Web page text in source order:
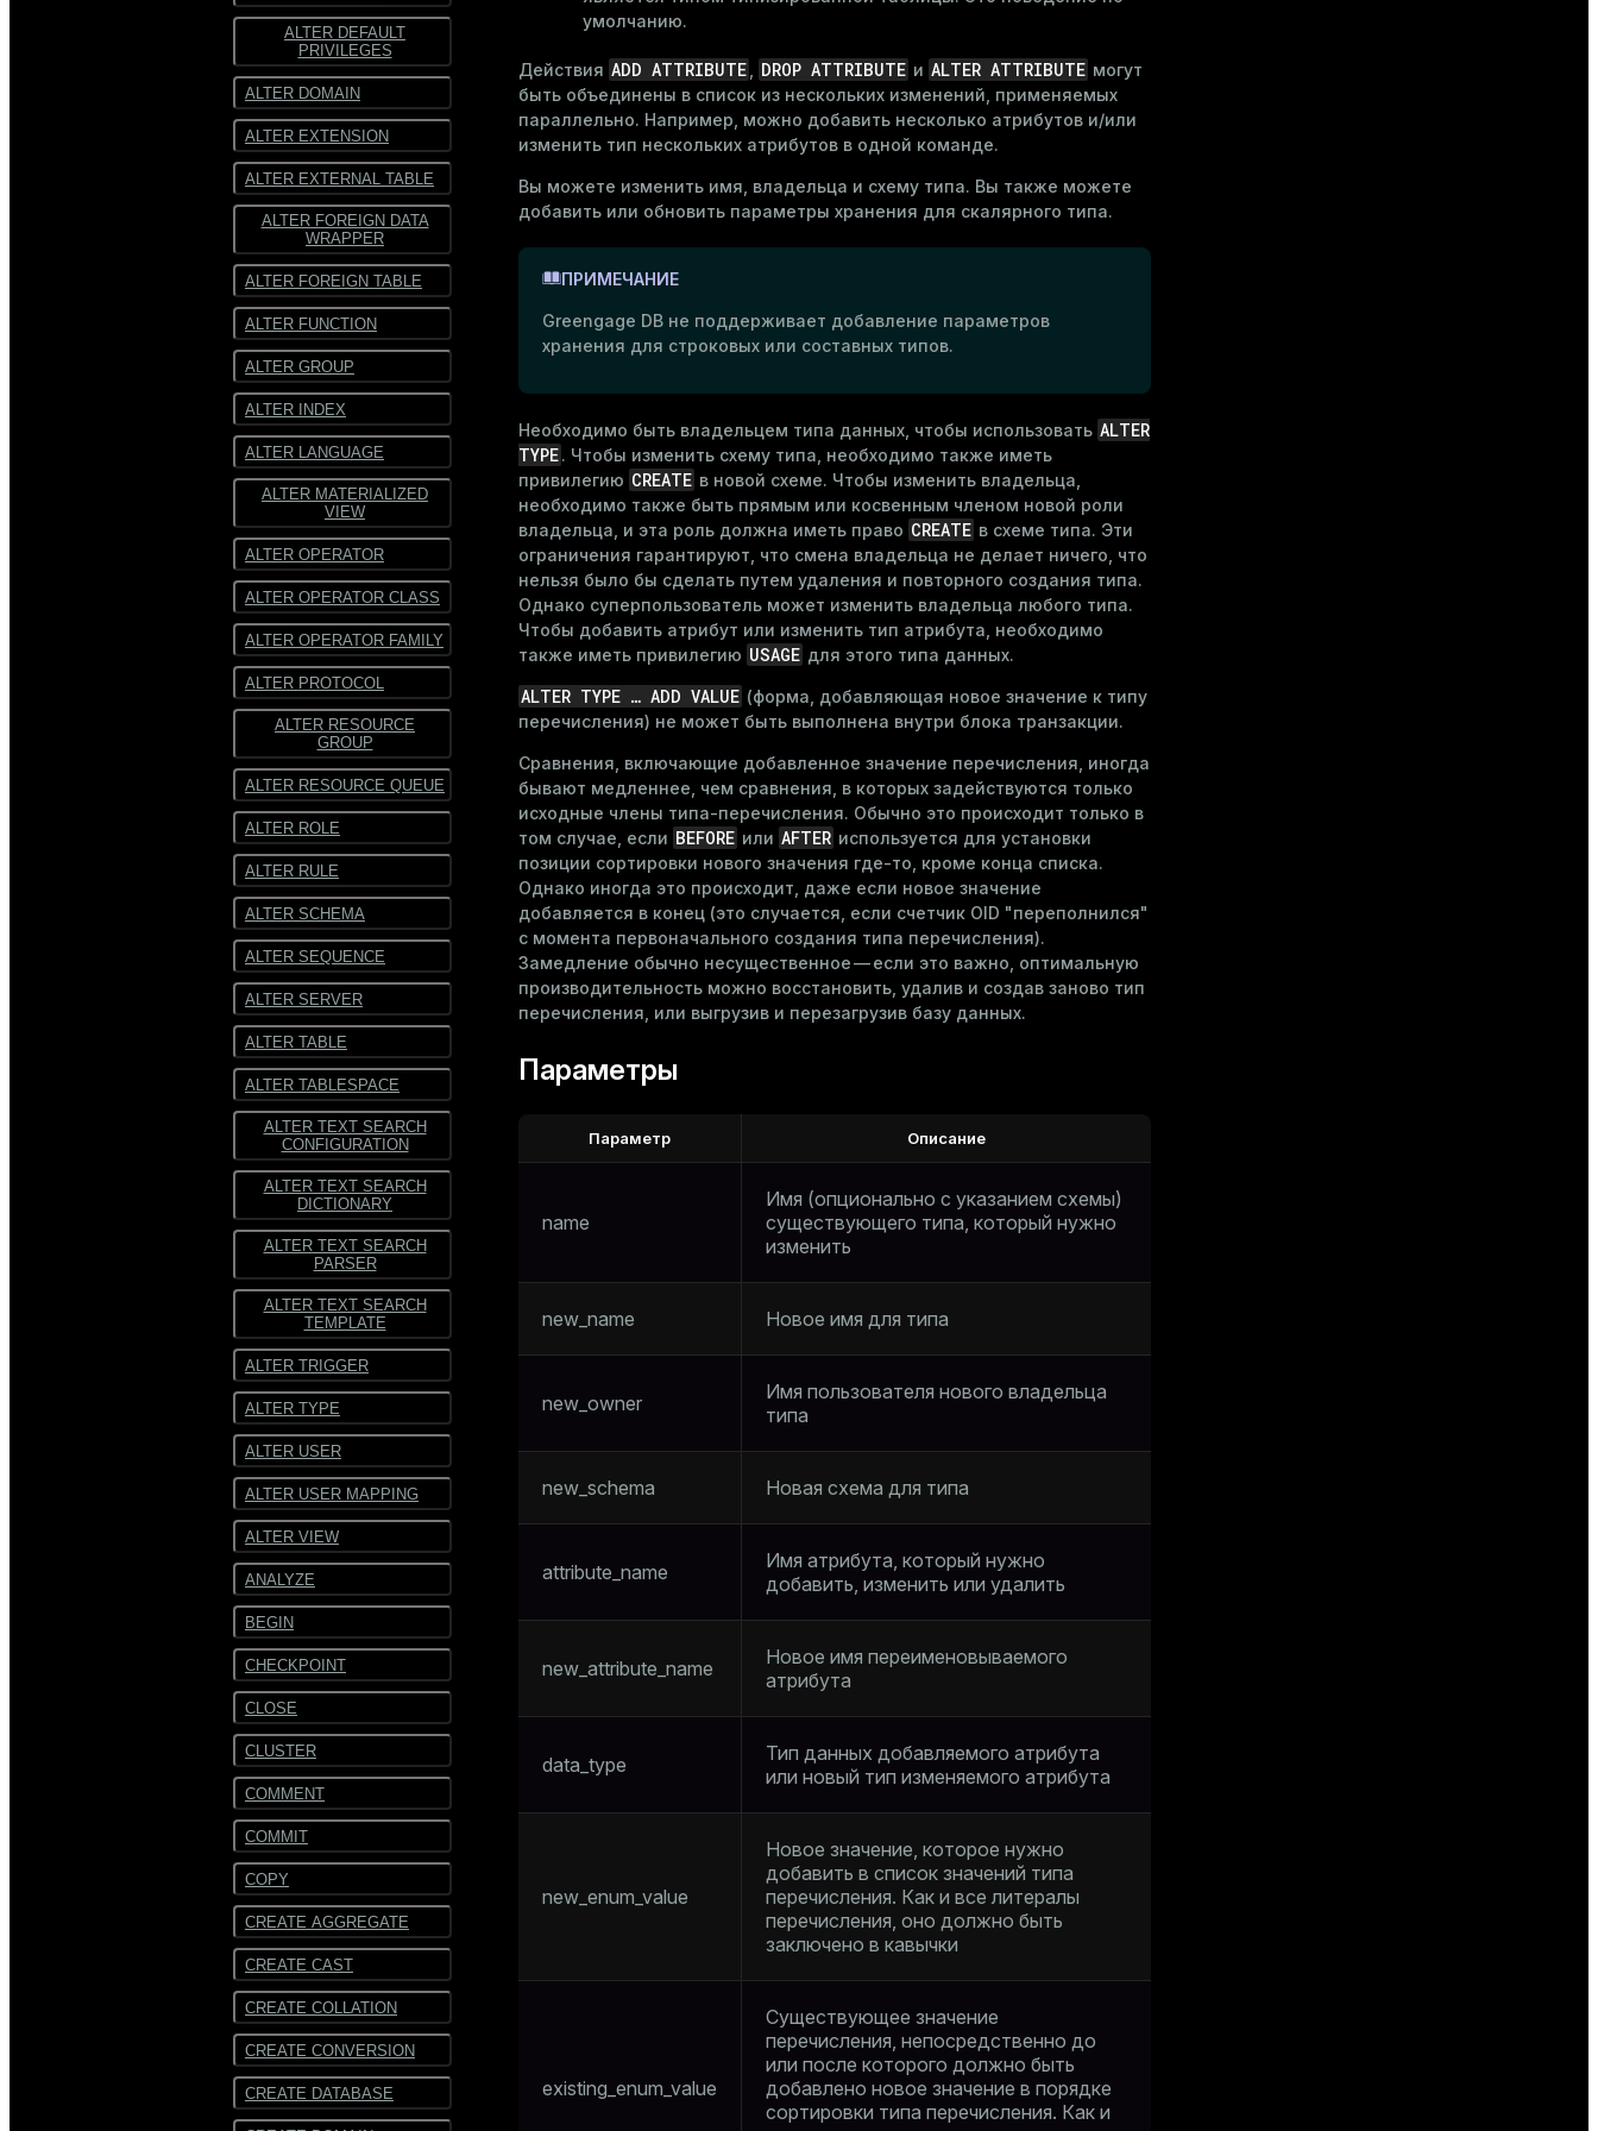
ORC
SequenceFile
Многострочный
Текст
фиксированной
ширины
ORC
SequenceFile
Многострочный
текст
Текст
фиксированной
ширины
ALTER DEFAULT
PRIVILEGES
ALTER DOMAIN
ALTER EXTENSION
ALTER EXTERNAL TABLE
ALTER FOREIGN DATA
WRAPPER
ALTER FOREIGN TABLE
ALTER FUNCTION
ALTER GROUP
ALTER INDEX
ALTER LANGUAGE
ALTER MATERIALIZED
VIEW
ALTER OPERATOR
ALTER OPERATOR CLASS
ALTER OPERATOR FAMILY
ALTER PROTOCOL
ALTER RESOURCE
GROUP
ALTER RESOURCE QUEUE
ALTER ROLE
ALTER RULE
ALTER SCHEMA
ALTER SEQUENCE
ALTER SERVER
ALTER TABLE
ALTER TABLESPACE
ALTER TEXT SEARCH
CONFIGURATION
ALTER TEXT SEARCH
DICTIONARY
ALTER TEXT SEARCH
PARSER
ALTER TEXT SEARCH
TEMPLATE
ALTER TRIGGER
ALTER TYPE
ALTER USER
ALTER USER MAPPING
ALTER VIEW
ANALYZE
BEGIN
CHECKPOINT
CLOSE
CLUSTER
COMMENT
COMMIT
COPY
CREATE AGGREGATE
CREATE CAST
CREATE COLLATION
CREATE CONVERSION
CREATE DATABASE
умолчанию.
Действия ADD ATTRIBUTE DROP ATTRIBUTE и ALTER ATTRIBUTE могут
быть объединены в список из нескольких изменений, применяемых
параллельно. Например, можно добавить несколько атрибутов и/или
изменить тип нескольких атрибутов в одной команде.
Вы можете изменить имя, владельца и схему типа. Вы также можете
добавить или обновить параметры хранения для скалярного типа.
ПРИМЕЧАНИЕ
Greengage DB не поддерживает добавление параметров
хранения для строковых или составных типов.
Необходимо быть владельцем типа данных, чтобы использовать ALTER
TYPE. Чтобы изменить схему типа, необходимо также иметь
привилегию CREATE в новой схеме. Чтобы изменить владельца,
необходимо также быть прямым или косвенным членом новой роли
владельца, и эта роль должна иметь право CREATE в схеме типа. Эти
ограничения гарантируют, что смена владельца не делает ничего, что
нельзя было бы сделать путем удаления и повторного создания типа.
Однако суперпользователь может изменить владельца любого типа.
Чтобы добавить атрибут или изменить тип атрибута, необходимо
также иметь привилегию USAGE для этого типа данных.
ALTER TYPE …​ ADD VALUE (форма, добавляющая новое значение к типу
перечисления) не может быть выполнена внутри блока транзакции.
Сравнения, включающие добавленное значение перечисления, иногда
бывают медленнее, чем сравнения, в которых задействуются только
исходные члены типа-перечисления. Обычно это происходит только в
том случае, если BEFORE или AFTER используется для установки
позиции сортировки нового значения где-то, кроме конца списка.
Однако иногда это происходит, даже если новое значение
добавляется в конец (это случается, если счетчик OID "переполнился"
с момента первоначального создания типа перечисления).
Замедление обычно несущественное — если это важно, оптимальную
производительность можно восстановить, удалив и создав заново тип
перечисления, или выгрузив и перезагрузив базу данных.
Параметры
Параметр Описание
name
Имя (опционально с указанием схемы)
существующего типа, который нужно
изменить
new_name Новое имя для типа
new_owner
Имя пользователя нового владельца
типа
new_schema Новая схема для типа
attribute_name
Имя атрибута, который нужно
добавить, изменить или удалить
new_attribute_name
Новое имя переименовываемого
атрибута
data_type
Тип данных добавляемого атрибута
или новый тип изменяемого атрибута
new_enum_value
Новое значение, которое нужно
добавить в список значений типа
перечисления. Как и все литералы
перечисления, оно должно быть
заключено в кавычки
existing_enum_value
Существующее значение
перечисления, непосредственно до
или после которого должно быть
добавлено новое значение в порядке
сортировки типа перечисления. Как и